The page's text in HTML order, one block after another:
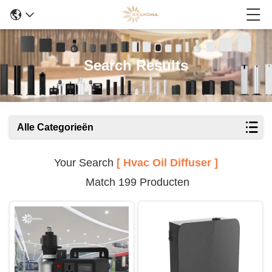
Search Results
Alle Categorieën
Your Search [ Hvac Oil Diffuser ]
Match 199 Producten